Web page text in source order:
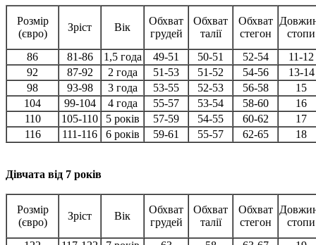
Розмір
(євро)
Зріст Вік
Обхват
грудей
Обхват
талії
Обхват
стегон
стопи
86
81-86 1,5 года 49-51 50-51 52-54
11-12
92
87-92 2 года 51-53 51-52 54-56
13-14
98
93-98 3 года 53-55 52-53 56-58
15
104
99-104 4 года 55-57 53-54 58-60
16
110
105-110 5 років 57-59 54-55 60-62
17
116
111-116 6 років 59-61 55-57 62-65 18
Дівчата від 7 років
Розмір
(євро)
Зріст Вік
Обхват
грудей
Обхват
талії
Обхват
стегон
стопи